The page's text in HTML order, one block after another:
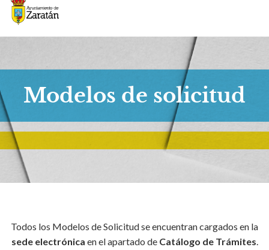
Modelos de solicitud
Todos los Modelos de Solicitud se encuentran cargados en la
sede electrónica en el apartado de Catálogo de Trámites.